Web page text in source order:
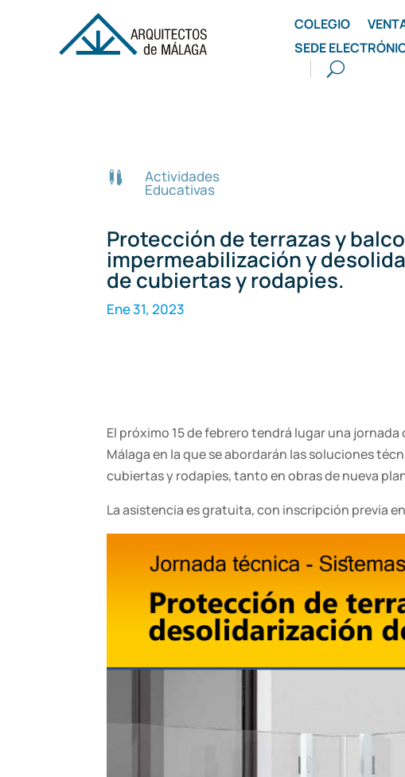
COLEGIO
SEDE
 Actividades
Educativas
Protección de terrazas y
impermeabilización y
de cubiertas y rodapies.
Ene 31, 2023
El próximo 15 de febrero tendrá lugar una
Málaga en la que se abordarán las soluciones
cubiertas y rodapies, tanto en obras de nueva
La asistencia es gratuita, con inscripción previa